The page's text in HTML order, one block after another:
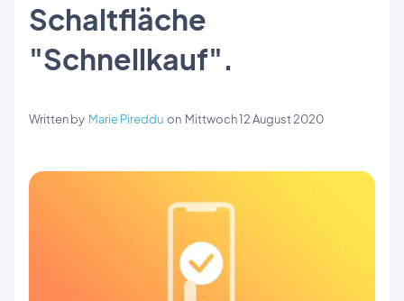
Schaltfläche
"Schnellkauf".
Written by Marie Pireddu on Mittwoch 12 August 2020